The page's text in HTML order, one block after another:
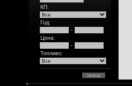
КП:
Год:
-
Цена:
-
Топливо: